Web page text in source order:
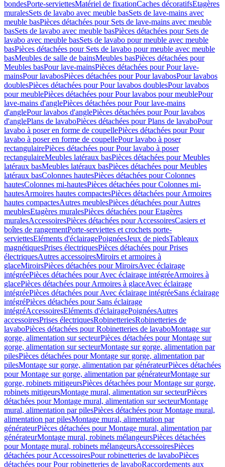
bondesPorte-serviettesMatériel de fixationCaches décoratifsEtagères
muralesSets de lavabo avec meuble basSets de lave-mains avec
meuble basPièces détachées pour Sets de lave-mains avec meuble
basSets de lavabo avec meuble basPièces détachées pour Sets de
lavabo avec meuble basSets de lavabo pour meuble avec meuble
basPièces détachées pour Sets de lavabo pour meuble avec meuble
basMeubles de salle de bainsMeubles basPièces détachées pour
Meubles basPour lave-mainsPièces détachées pour Pour lave-
mainsPour lavabosPièces détachées pour Pour lavabosPour lavabos
doublesPièces détachées pour Pour lavabos doublesPour lavabos
pour meublePièces détachées pour Pour lavabos pour meublePour
lave-mains d'anglePièces détachées pour Pour lave-mains
d'anglePour lavabos d'anglePièces détachées pour Pour lavabos
d'anglePlans de lavaboPièces détachées pour Plans de lavaboPour
lavabo à poser en forme de coupellePièces détachées pour Pour
lavabo à poser en forme de coupellePour lavabo à poser
rectangulairePièces détachées pour Pour lavabo à poser
rectangulaireMeubles latéraux basPièces détachées pour Meubles
latéraux basMeubles latéraux basPièces détachées pour Meubles
latéraux basColonnes hautesPièces détachées pour Colonnes
hautesColonnes mi-hautesPièces détachées pour Colonnes mi-
hautesArmoires hautes compactesPièces détachées pour Armoires
hautes compactesAutres meublesPièces détachées pour Autres
meublesEtagères muralesPièces détachées pour Etagères
muralesAccessoiresPièces détachées pour AccessoiresCasiers et
boîtes de rangementPorte-serviettes et crochets porte-
serviettesEléments d'éclairagePoignéesJeux de piedsTableaux
magnétiquesPrises électriquesPièces détachées pour Prises
électriquesAutres accessoiresMiroirs et armoires à
glaceMiroirsPièces détachées pour MiroirsAvec éclairage
intégréePièces détachées pour Avec éclairage intégréeArmoires à
glacePièces détachées pour Armoires à glaceAvec éclairage
intégréePièces détachées pour Avec éclairage intégréeSans éclairage
intégréPièces détachées pour Sans éclairage
intégréAccessoiresEléments d'éclairagePoignéesAutres
accessoiresPrises électriquesRobinetteriesRobinetteries de
lavaboPièces détachées pour Robinetteries de lavaboMontage sur
gorge, alimentation sur secteurPièces détachées pour Montage sur
gorge, alimentation sur secteurMontage sur gorge, alimentation par
pilesPièces détachées pour Montage sur gorge, alimentation par
pilesMontage sur gorge, alimentation par générateurPièces détachées
pour Montage sur gorge, alimentation par générateurMontage sur
gorge, robinets mitigeursPièces détachées pour Montage sur gorge,
robinets mitigeursMontage mural, alimentation sur secteurPièces
détachées pour Montage mural, alimentation sur secteurMontage
mural, alimentation par pilesPièces détachées pour Montage mural,
alimentation par pilesMontage mural, alimentation par
générateurPièces détachées pour Montage mural, alimentation par
générateurMontage mural, robinets mélangeursPièces détachées
pour Montage mural, robinets mélangeursAccessoiresPièces
détachées pour AccessoiresPour robinetteries de lavaboPièces
détachées pour Pour robinetteries de lavaboRaccordements aux